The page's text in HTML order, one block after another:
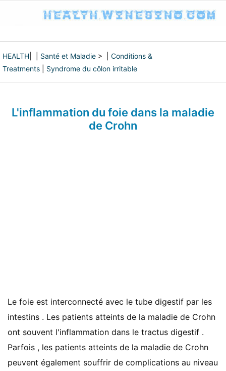
HEALTH Santé et Maladie > | Conditions &
Treatments
Syndrome du côlon irritable
L'inflammation du foie dans la maladie
de Crohn
Le foie est interconnecté avec le tube digestif par les
intestins . Les patients atteints de la maladie de Crohn
ont souvent l'inflammation dans le tractus digestif .
Parfois , les patients atteints de la maladie de Crohn
peuvent également souffrir de complications au niveau